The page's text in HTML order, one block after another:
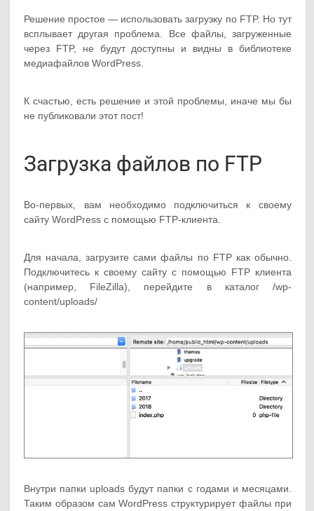
Решение простое — использовать загрузку по FTP. Но тут
всплывает другая проблема. Все файлы, загруженные
через FTP, не будут доступны и видны в библиотеке
медиафайлов WordPress.
К счастью, есть решение и этой проблемы, иначе мы бы
не публиковали этот пост!
Загрузка файлов по FTP
Во-первых, вам необходимо подключиться к своему
сайту WordPress с помощью FTP-клиента.
Для начала, загрузите сами файлы по FTP как обычно.
Подключитесь к своему сайту с помощью FTP клиента
(например, FileZilla), перейдите в каталог /wp-
content/uploads/
Внутри папки uploads будут папки с годами и месяцами.
Таким образом сам WordPress структурирует файлы при